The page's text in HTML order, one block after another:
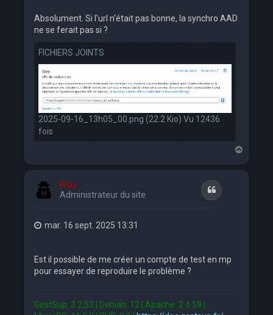
Absolument. Si l'url n'était pas bonne, la synchro AAD
ne se ferait pas si ?
FICHIERS JOINTS
2025-09-16_13h05_00.png (22.2 Kio) Vu 12436
fois
a
u
Flox
Administrateur du site
Citation
mar. 16 sept. 2025 13:31
Est il possible de me créer un compte de test en mp
pour essayer de reproduire le problème ?
GestSup: 3.2.53 | Debian: 12 | Apache: 2.4.59 |